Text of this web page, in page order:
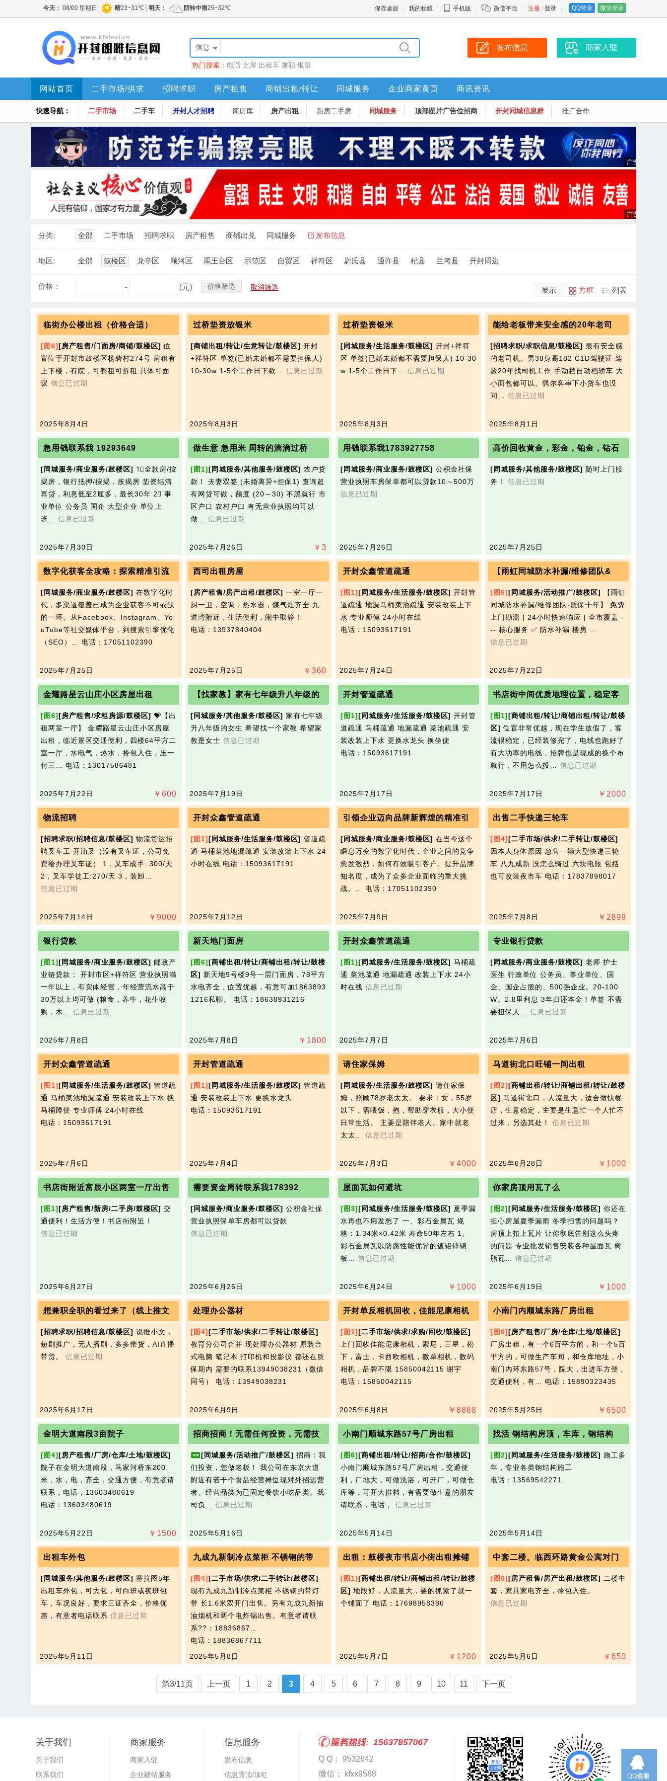
注册 / 登录 QQ登录 微信登录
保存桌面 我的收藏 手机版 微信平台
信息
热门搜索： 电话 北岸 出租车 兼职 银泉
发布信息 商家入驻
网站首页 二手市场/供求 招聘求职 房产租售 商铺出租/转让 同城服务 企业商家黄页 商讯资讯
快速导航： 二手市场 二手车 开封人才招聘 简历库 房产出租 新房二手房 同城服务 顶部图片广告位招商 开封同城信息群 推广合作
分类: 全部 二手市场 招聘求职 房产租售 商铺出兑 同城服务 发布信息
地区: 全部 鼓楼区 龙亭区 顺河区 禹王台区 示范区 自贸区 祥符区 尉氏县 通许县 杞县 兰考县 开封周边
价格： - (元) 价格筛选 取消筛选 显示 方框 列表
临街办公楼出租（价格合适）
[图6][房产租售/门面房/商铺/鼓楼区] 位
置位于开封市鼓楼区杨砦村274号 房租有
上下楼，有院，可整租可拆租 具体可面
议 信息已过期
2025年8月4日
过桥垫资放银米
[商铺出租/转让/生意转让/鼓楼区] 开封
+祥符区 单签(已婚未婚都不需要担保人)
10-30w 1-5个工作日下款… 信息已过期
2025年8月3日
过桥垫资银米
[同城服务/生活服务/鼓楼区] 开封+祥符
区 单签(已婚未婚都不需要担保人) 10-30
w 1-5个工作日下… 信息已过期
2025年8月3日
能给老板带来安全感的20年老司
[招聘求职/求职信息/鼓楼区] 最有安全感
的老司机。男38身高182 C1D驾驶证 驾
龄20年找司机工作 手动档自动档轿车 大
小面包都可以。偶尔客串下小货车也没
问… 信息已过期
2025年8月1日
急用钱联系我 19293649
[同城服务/商业服务/鼓楼区] 1⃣全款房/按
揭房，银行抵押/按揭，按揭房 垫资结清
再贷，利息低至2厘多，最长30年 2⃣ 事
业单位 公务员 国企 大型企业 单位上
班… 信息已过期
2025年7月30日
做生意 急用米 周转的滴滴过桥
[图1][同城服务/其他服务/鼓楼区] 农户贷
款！ 夫妻双签 (未婚离异+担保1) 查询超
有网贷可做，额度 (20～30) 不黑就行 市
区户口 农村户口 有无营业执照均可以
做… 信息已过期
￥ 3
2025年7月26日
用钱联系我1783927758
[同城服务/商业服务/鼓楼区] 公积金社保
营业执照车房保单都可以贷款10～500万
信息已过期
2025年7月26日
高价回收黄金，彩金，铂金，钻石
[同城服务/其他服务/鼓楼区] 随时上门服
务！ 信息已过期
2025年7月25日
数字化获客全攻略：探索精准引流
[同城服务/商业服务/鼓楼区] 在数字化时
代，多渠道覆盖已成为企业获客不可或缺
的一环。从Facebook、Instagram、Yo
uTube等社交媒体平台，到搜索引擎优化
（SEO）… 电话：17051102390
2025年7月25日
西司出租房屋
[房产租售/房产出租/鼓楼区] 一室一厅一
厨一卫，空调，热水器，煤气灶齐全 九
道湾附近，生活便利，闹中取静！
电话：13937840404
￥ 360
2025年7月25日
开封众鑫管道疏通
[图1][同城服务/生活服务/鼓楼区] 开封管
道疏通 地漏马桶菜池疏通 安装改装上下
水 专业师傅 24小时在线
电话：15093617191
2025年7月24日
【雨虹同城防水补漏/维修团队&
[图6][同城服务/活动推广/鼓楼区]
【雨虹
同城防水补漏/维修团队·质保十年】 免费
上门勘测 | 24小时快速响应 | 全市覆盖 -
-- 核心服务 ✅ 防水补漏 楼房 …
信息已过期
2025年7月22日
金耀路星云山庄小区房屋出租
[图6][房产租售/求租房源/鼓楼区] 💝【出
租两室一厅】 金耀路星云山庄小区房屋
出租，临近景区交通便利，四楼64平方二
室一厅，水电气，热水，拎包入住，压一
付三… 电话：13017586481
￥ 600
2025年7月22日
【找家教】家有七年级升八年级的
[同城服务/其他服务/鼓楼区] 家有七年级
升八年级的女生 希望找一个家教 希望家
教是女士 信息已过期
2025年7月19日
开封管道疏通
[图1][同城服务/生活服务/鼓楼区] 开封管
道疏通 马桶疏通 地漏疏通 菜池疏通 安
装改装上下水 更换水龙头 换坐便
电话：15093617191
2025年7月17日
书店街中间优质地理位置，稳定客
[图1][商铺出租/转让/商铺出租/转让/鼓楼
区] 位置非常优越，现在学生放假了，客
流很稳定，已经装修完了，电线也跑好了
有大功率的电线，招牌也是现成的换个布
就行，不用怎么投… 信息已过期
￥ 2000
2025年7月17日
物流招聘
[招聘求职/招聘信息/鼓楼区] 物流货运招
聘叉车工 开油叉（没有叉车证，公司免
费给办理叉车证） 1，叉车成手: 300/天
2，叉车学徒工:270/天 3，装卸…
信息已过期
￥ 9000
2025年7月14日
开封众鑫管道疏通
[图1][同城服务/生活服务/鼓楼区] 管道疏
通 马桶菜池地漏疏通 安装改装上下水 24
小时在线 电话：15093617191
2025年7月12日
引领企业迈向品牌新辉煌的精准引
[同城服务/商业服务/鼓楼区] 在当今这个
瞬息万变的数字化时代，企业之间的竞争
愈发激烈，如何有效吸引客户、提升品牌
知名度，成为了众多企业面临的重大挑
战。… 电话：17051102390
2025年7月9日
出售二手快递三轮车
[图4][二手市场/供求/二手转让/鼓楼区]
因本人身体原因 急售一辆大型快递三轮
车 八九成新 没怎么骑过 六块电瓶 包括
也可改装夜市车 电话：17837898017
￥ 2899
2025年7月8日
银行贷款
[图1][同城服务/商业服务/鼓楼区] 邮政产
业链贷款： 开封市区+祥符区 营业执照满
一年以上，有实体经营，年经营流水高于
30万以上均可做 (粮食，养牛，花生收
购，木… 信息已过期
2025年7月8日
新天地门面房
[图6][商铺出租/转让/商铺出租/转让/鼓楼
区] 新天地9号楼9号一层门面房，78平方
水电齐全，位置优越，有意可加1863893
1216私聊。 电话：18638931216
￥ 1800
2025年7月8日
开封众鑫管道疏通
[图1][同城服务/生活服务/鼓楼区] 马桶疏
通 菜池疏通 地漏疏通 改装上下水 24小
时在线 信息已过期
2025年7月7日
专业银行贷款
[同城服务/商业服务/鼓楼区] 老师 护士
医生 行政单位 公务员、事业单位、国
企、国企占股的、500强企业。20-100
W。2.8里利息 3年归还本金！单签 不需
要担保人… 信息已过期
2025年7月6日
开封众鑫管道疏通
[图1][同城服务/生活服务/鼓楼区] 管道疏
通 马桶菜池地漏疏通 安装改装上下水 换
马桶蹲便 专业师傅 24小时在线
电话：15093617191
2025年7月6日
开封管道疏通
[图1][同城服务/生活服务/鼓楼区] 管道疏
通 安装改装上下水 更换水龙头
电话：15093617191
2025年7月4日
请住家保姆
[同城服务/生活服务/鼓楼区] 请住家保
姆，照顾78岁老太太。 要求：女，55岁
以下，需喂饭，抱，帮助穿衣服，大小便
日常生活。 主要是陪伴老人。家中就老
太太… 信息已过期
￥ 4000
2025年7月3日
马道街北口旺铺一间出租
[图2][商铺出租/转让/商铺出租/转让/鼓楼
区] 马道街北口，人流量大，适合做快餐
店，生意稳定，主要是生意忙一个人忙不
过来，另选其处！ 信息已过期
￥ 1000
2025年6月28日
书店街附近富辰小区两室一厅出售
[图1][房产租售/新房/二手房/鼓楼区] 交
通便利！生活方便！书店街附近！
信息已过期
2025年6月27日
需要资金周转联系我178392
[同城服务/商业服务/鼓楼区] 公积金社保
营业执照保单车房都可以贷款
信息已过期
2025年6月26日
屋面瓦如何避坑
[图3][同城服务/生活服务/鼓楼区] 夏季漏
水再也不用发愁了 一、彩石金属瓦 规
格：1.34米×0.42米 寿命50年左右 1、
彩石金属瓦以防腐性能优异的镀铝锌钢
板… 信息已过期
￥ 1000
2025年6月24日
你家房顶用瓦了么
[图2][同城服务/生活服务/鼓楼区] 你还在
担心房屋夏季漏雨 冬季扫雪的问题吗？
房顶上扣上瓦片 让你彻底告别这么头疼
的问题 专业批发销售安装各种屋面瓦 树
脂瓦… 信息已过期
￥ 1000
2025年6月19日
想兼职全职的看过来了（线上推文
[招聘求职/招聘信息/鼓楼区] 说推小文，
短剧推广，无人播剧，多多带货，AI直播
带货。 信息已过期
2025年6月17日
处理办公器材
[图4][二手市场/供求/二手转让/鼓楼区]
教育分公司合并 现处理办公器材 原装台
式电脑 笔记本 打印机和投影仪 都还在质
保期内 需要的联系13949038231（微信
同号） 电话：13949038231
2025年6月9日
开封单反相机回收，佳能尼康相机
[图1][二手市场/供求/求购/回收/鼓楼区]
上门回收佳能尼康相机，索尼，三星，松
下，富士，卡西欧相机，微单相机，数码
相机，品牌不限 15850042115 谢宇
电话：15850042115
￥ 8888
2025年6月8日
小南门内顺城东路厂房出租
[图6][房产租售/厂房/仓库/土地/鼓楼区]
厂房出租，有一个6百平方的，和一个5百
平方的，可做生产车间，和仓库地址，小
南门内环东路57号，院大，出进车方便，
交通便利，有… 电话：15890323435
￥ 6500
2025年5月25日
金明大道南段3亩院子
[图4][房产租售/厂房/仓库/土地/鼓楼区]
院子在金明大道南段，马家河桥东200
米，水，电，齐全，交通方便，有意者请
联系，电话，13603480619
电话：13603480619
￥ 1500
2025年5月22日
招商招商！无需任何投资，无需技
[同城服务/活动推广/鼓楼区] 招商：我
们投资，您做老板！ 我公司在东京大道
附近有若干个食品经营摊位现对外招运营
者。经营品类为已固定餐饮小吃品类。我
司负… 信息已过期
2025年5月16日
小南门顺城东路57号厂房出租
[图6][商铺出租/转让/招商/合作/鼓楼区]
小南门顺城东路57号厂房出租，交通便
利，厂地大，可做洗浴，可开厂，可做仓
库等，可开大排档，有需要做生意的朋友
请联系，电话， 信息已过期
2025年5月14日
找活 钢结构房顶，车库，钢结构
[图2][同城服务/生活服务/鼓楼区] 施工多
年，专业各类钢结构施工
电话：13569542271
2025年5月14日
出租车外包
[同城服务/其他服务/鼓楼区] 塞拉图5年
出租车外包，可大包，可白班或夜班包
车，车况良好，要求三证齐全，价格优
惠，有意者电话联系 信息已过期
2025年5月11日
九成九新制冷点菜柜 不锈钢的带
[图4][二手市场/供求/二手转让/鼓楼区]
现有九成九新制冷点菜柜 不锈钢的带灯
带 长1.6米双开门出售。另有九成九新抽
油烟机和两个电炸锅出售。有意者请联
系??：18836867…
电话：18836867711
2025年5月8日
出租：鼓楼夜市书店小街出租摊铺
[图1][商铺出租/转让/商铺出租/转让/鼓楼
区] 地段好，人流量大，要的抓紧了就一
个铺面了 电话：17698958386
￥ 1200
2025年5月7日
中套二楼。临西环路黄金公寓对门
[图6][房产租售/房产出租/鼓楼区] 二楼中
套，家具家电齐全，拎包入住。
信息已过期
￥ 650
2025年5月6日
第3/11页 上一页 1 2 3 4 5 6 7 8 9 10 11 下一页
关于我们
关于我们
联系我们
商家服务
商家入驻
企业建站服务
信息服务
发布信息
信息置顶/加红
15637857067
Q Q： 9532642
微信： kfxx9588